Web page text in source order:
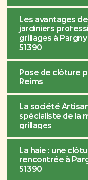
Les avantages
jardiniers
grillages à
51390
Pose de clôture
Reims
La société
spécialiste de la
grillages
La haie : une
rencontrée à
51390